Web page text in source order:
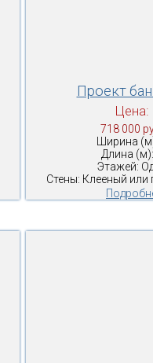
Проект
Цена:
718 000
Ширина
Длина
Этажей:
Стены: Клееный или